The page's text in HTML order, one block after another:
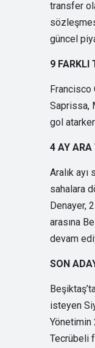
transfer
güncel
9 FARKLI
Francisco
Saprissa,
gol
4 AY ARA
Aralık ayı
sahalara
Denayer,
arasına
devam
SON
isteyen
Yönetimin
Tecrübeli